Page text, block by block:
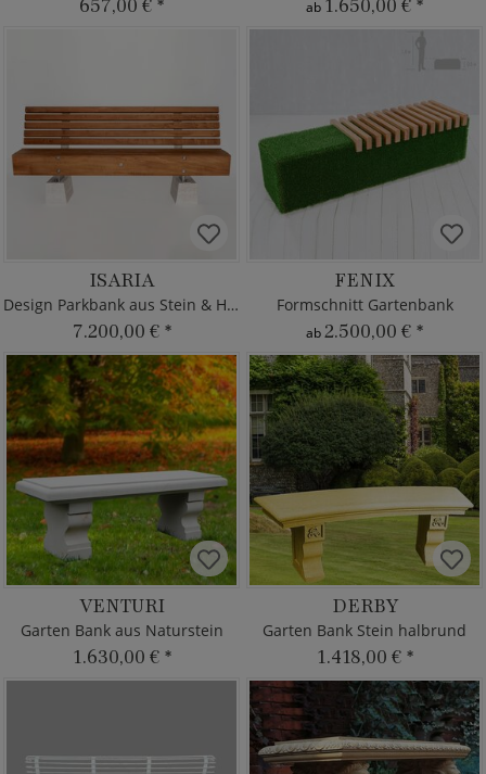
657,00 € * ab 1.650,00 € *
ISARIA
Design Parkbank aus Stein & Holz
7.200,00 € *
FENIX
Formschnitt Gartenbank
ab2.500,00 € *
VENTURI
Garten Bank aus Naturstein
1.630,00 € *
DERBY
Garten Bank Stein halbrund
1.418,00 € *